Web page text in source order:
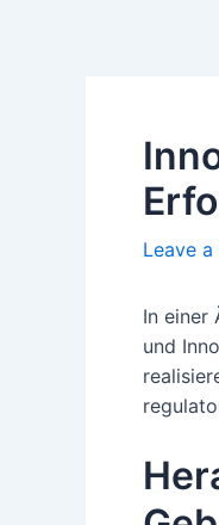
Leave
In einer
und